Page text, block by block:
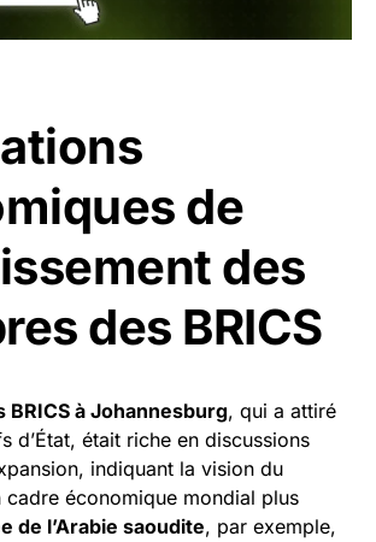
de
des
des BRICS
BRICS à Johannesburg, qui a attiré
d’État, était riche en discussions
indiquant la vision du
économique mondial plus
de l’Arabie saoudite, par exemple,